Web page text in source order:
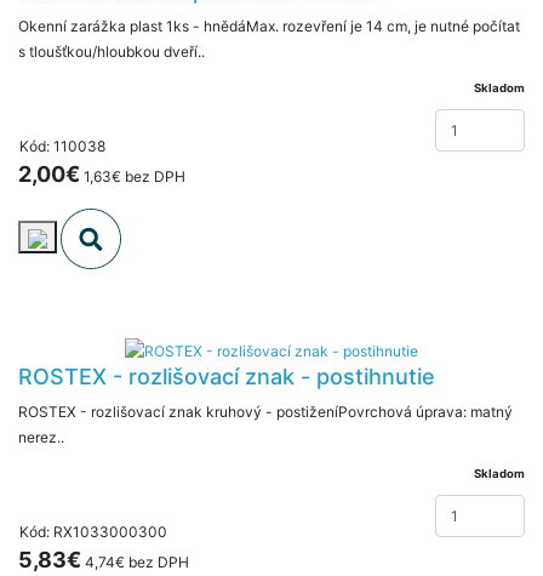
Okenní zarážka plast 1ks - hnědáMax. rozevření je 14 cm, je nutné počítat
s tloušťkou/hloubkou dveří..
Kód: 110038
Skladom
2,00€ 1,63€ bez DPH
ROSTEX - rozlišovací znak - postihnutie
ROSTEX - rozlišovací znak kruhový - postiženíPovrchová úprava: matný
nerez..
Kód: RX1033000300
Skladom
5,83€ 4,74€ bez DPH